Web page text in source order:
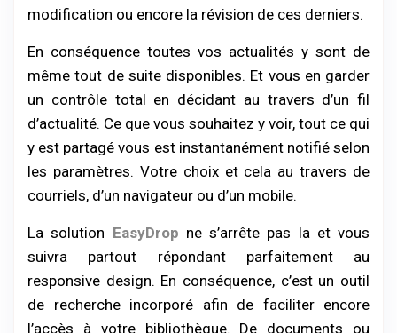
modification ou encore la révision de ces derniers.
En conséquence toutes vos actualités y sont de
même tout de suite disponibles. Et vous en garder
un contrôle total en décidant au travers d’un fil
d’actualité. Ce que vous souhaitez y voir, tout ce qui
y est partagé vous est instantanément notifié selon
les paramètres. Votre choix et cela au travers de
courriels, d’un navigateur ou d’un mobile.
La solution EasyDrop ne s’arrête pas la et vous
suivra partout répondant parfaitement au
responsive design. En conséquence, c’est un outil
de recherche incorporé afin de faciliter encore
l’accès à votre bibliothèque. De documents ou